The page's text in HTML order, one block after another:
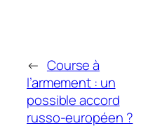
← Course à
l’armement : un
possible accord
russo-européen ?